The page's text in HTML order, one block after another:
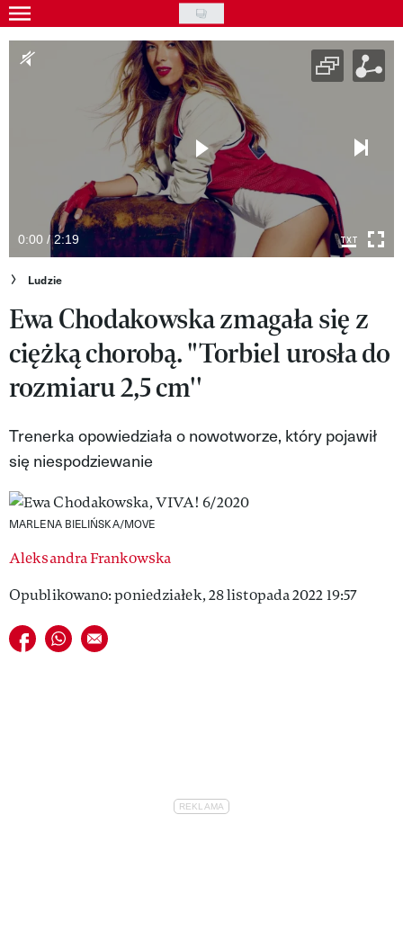
Skip
to
main
Gwiazdy
Styl życia
Kultura
Wideo
Nasze akcje
VIVA!ART
VIVA!MODA
VIVA!MAN
VIVA!PEOPLE POWER
0:00 / 2:19
Ludzie
Ewa Chodakowska zmagała się z
ciężką chorobą. "Torbiel urosła do
rozmiaru 2,5 cm''
Trenerka opowiedziała o nowotworze, który pojawił
się niespodziewanie
MARLENA BIELIŃSKA/MOVE
Aleksandra Frankowska
Opublikowano: poniedziałek, 28 listopada 2022 19:57
Udostępnij na facebook
Udostępnij na whatsapp
E-mail do przyjaciela